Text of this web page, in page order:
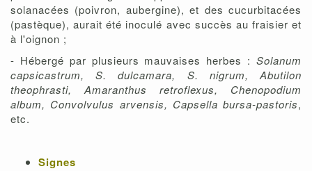
solanacées (poivron, aubergine), et des cucurbitacées
(pastèque), aurait été inoculé avec succès au fraisier et
à l'oignon ;
- Hébergé par plusieurs mauvaises herbes : Solanum
capsicastrum, S. dulcamara, S. nigrum, Abutilon
theophrasti, Amaranthus retroflexus, Chenopodium
album, Convolvulus arvensis, Capsella bursa-pastoris,
etc.
Signes